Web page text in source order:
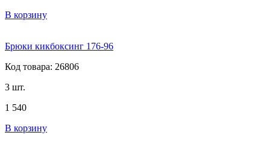
В корзину
Брюки кикбоксинг 176-96
Код товара: 26806
3 шт.
1 540
В корзину